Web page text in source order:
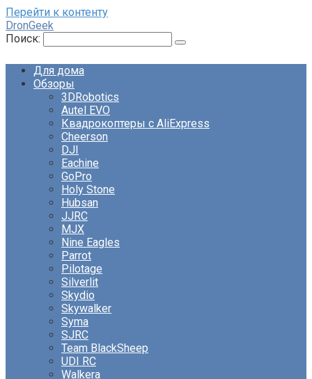
Перейти к контенту
DronGeek
Поиск:
Для дома
Обзоры
3DRobotics
Autel EVO
Квадрокоптеры с AliExpress
Cheerson
DJI
Eachine
GoPro
Holy Stone
Hubsan
JJRC
MJX
Nine Eagles
Parrot
Pilotage
Silverlit
Skydio
Skywalker
Syma
SJRC
Team BlackSheep
UDI RC
Walkera